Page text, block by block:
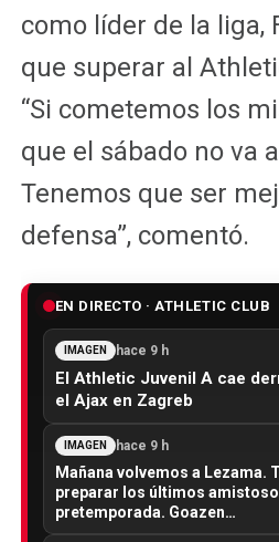
como líder de la liga,
que superar al
“Si cometemos los
que el sábado no va
Tenemos que ser
defensa”, comentó.
EN DIRECTO · ATHLETIC CLUB
IMAGEN hace 9 h
El Athletic Juvenil A cae
el Ajax en Zagreb
IMAGEN hace 9 h
Mañana volvemos a Lezama.
preparar los últimos
pretemporada. Goazen…